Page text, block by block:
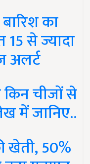
का
से ज्यादा
अलर्ट
चीजों से
में जानिए..
खेती, 50%